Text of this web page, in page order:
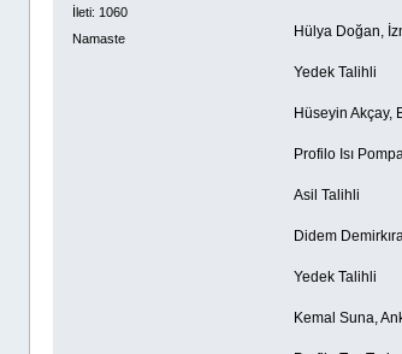
İleti: 1060
Namaste
Hülya Doğan,
Yedek Talihli
Hüseyin Akçay,
Profilo Isı
Asil Talihli
Didem
Yedek Talihli
Kemal Suna,